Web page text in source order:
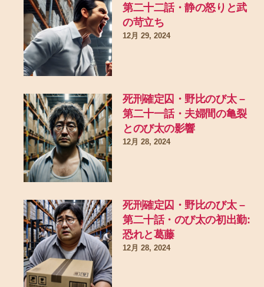
第二十二話・静の怒りと武
の苛立ち
12月 29, 2024
死刑確定囚・野比のび太 –
第二十一話・夫婦間の亀裂
とのび太の影響
12月 28, 2024
死刑確定囚・野比のび太 –
第二十話・のび太の初出勤:
恐れと葛藤
12月 28, 2024